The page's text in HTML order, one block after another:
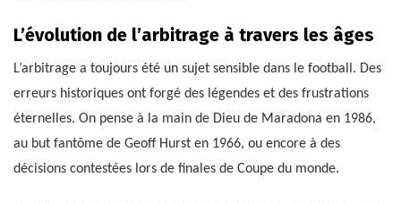
L’évolution de l’arbitrage à travers les âges
L’arbitrage a toujours été un sujet sensible dans le football. Des
erreurs historiques ont forgé des légendes et des frustrations
éternelles. On pense à la main de Dieu de Maradona en 1986,
au but fantôme de Geoff Hurst en 1966, ou encore à des
décisions contestées lors de finales de Coupe du monde.